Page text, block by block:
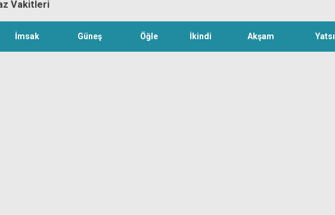
Vakitleri
İmsak Güneş Öğle İkindi Akşam Yatsı